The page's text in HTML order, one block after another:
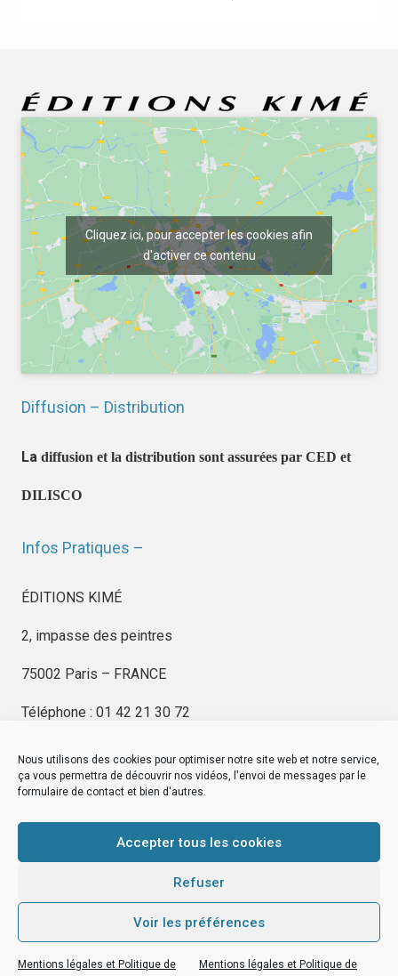
Nous utilisons des cookies pour optimiser notre site web et notre service,
ça vous permettra de découvrir nos vidéos, l'envoi de messages par le
formulaire de contact et bien d'autres.
Accepter tous les cookies
Refuser
Voir les préférences
Mentions légales et Politique de Mentions légales et Politique de
Cliquez ici, pour accepter les cookies afin
d'activer ce contenu
Diffusion – Distribution
La diffusion et la distribution sont assurées par CED et
DILISCO
Infos Pratiques –
ÉDITIONS KIMÉ
2, impasse des peintres
75002 Paris – FRANCE
Téléphone : 01 42 21 30 72
EDITIONS KIMÉ
Mentions Légales
© byeDovel.com
editionskime.fr
EDITIONS KIMÉ Mentions Légales © byeDovel.com